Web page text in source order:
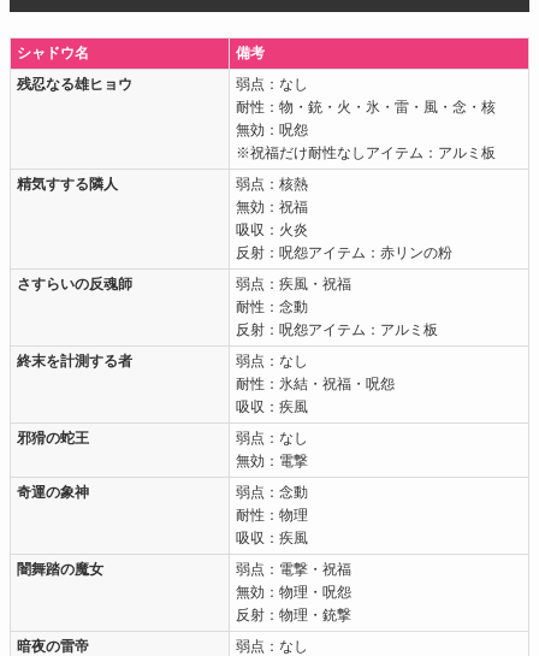
シャドウ名
備考
残忍なる雄ヒョウ
弱点：なし
耐性：物・銃・火・氷・雷・風・念・核
無効：呪怨
※祝福だけ耐性なしアイテム：アルミ板
精気すする隣人
弱点：核熱
無効：祝福
吸収：火炎
反射：呪怨アイテム：赤リンの粉
さすらいの反魂師
弱点：疾風・祝福
耐性：念動
反射：呪怨アイテム：アルミ板
終末を計測する者
弱点：なし
耐性：氷結・祝福・呪怨
吸収：疾風
邪猾の蛇王
弱点：なし
無効：電撃
奇運の象神
弱点：念動
耐性：物理
吸収：疾風
闇舞踏の魔女
弱点：電撃・祝福
無効：物理・呪怨
反射：物理・銃撃
暗夜の雷帝
弱点：なし